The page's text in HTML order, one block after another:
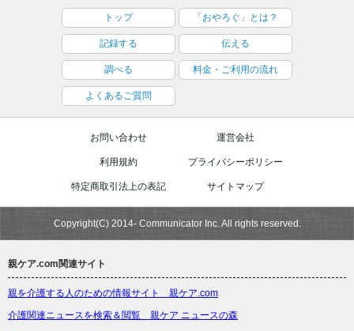
トップ 「おやろぐ」とは？
記録する 伝える
調べる 料金・ご利用の流れ
よくあるご質問
お問い合わせ 運営会社
利用規約 プライバシーポリシー
特定商取引法上の表記 サイトマップ
Copyright(C) 2014- Communicator Inc. All rights reserved.
親ケア.com関連サイト
親を介護する人のための情報サイト 親ケア.com
介護関連ニュースを検索＆閲覧 親ケア ニュースの森